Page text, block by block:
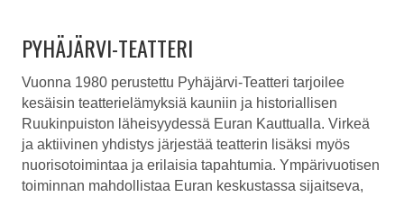
PYHÄJÄRVI-TEATTERI
Vuonna 1980 perustettu Pyhäjärvi-Teatteri tarjoilee
kesäisin teatterielämyksiä kauniin ja historiallisen
Ruukinpuiston läheisyydessä Euran Kauttualla. Virkeä
ja aktiivinen yhdistys järjestää teatterin lisäksi myös
nuorisotoimintaa ja erilaisia tapahtumia. Ympärivuotisen
toiminnan mahdollistaa Euran keskustassa sijaitseva,